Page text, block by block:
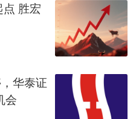
胜宏
华泰证
会